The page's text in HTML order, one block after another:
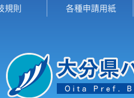
規則 各種申請用紙